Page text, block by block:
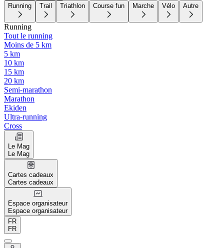
Running Trail Triathlon Course fun Marche Vélo Autre
Running
Tout le running
Moins de 5 km
5 km
10 km
15 km
20 km
Semi-marathon
Marathon
Ekiden
Ultra-running
Cross
Le Mag
Le Mag
Cartes cadeaux
Cartes cadeaux
Espace organisateur
Espace organisateur
FR
FR